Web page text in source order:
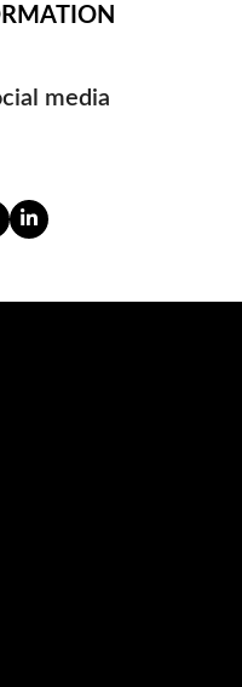
media
LinkedIn